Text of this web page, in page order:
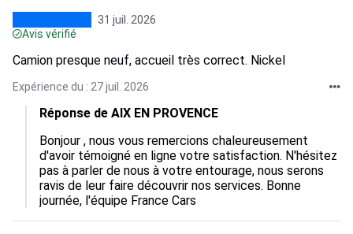
31 juil. 2026
Avis vérifié
Camion presque neuf, accueil très correct. Nickel
Expérience du : 27 juil. 2026
Réponse de AIX EN PROVENCE
Bonjour , nous vous remercions chaleureusement
d'avoir témoigné en ligne votre satisfaction. N'hésitez
pas à parler de nous à votre entourage, nous serons
ravis de leur faire découvrir nos services. Bonne
journée, l'équipe France Cars